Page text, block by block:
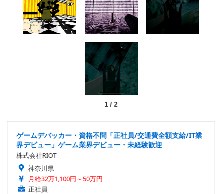
1/ 2
ゲームデバッカー・資格不問「正社員/交通費全額支給/IT業
界デビュー」ゲーム業界デビュー・未経験歓迎
株式会社RIOT
神奈川県
月給32万1,100円～50万円
正社員